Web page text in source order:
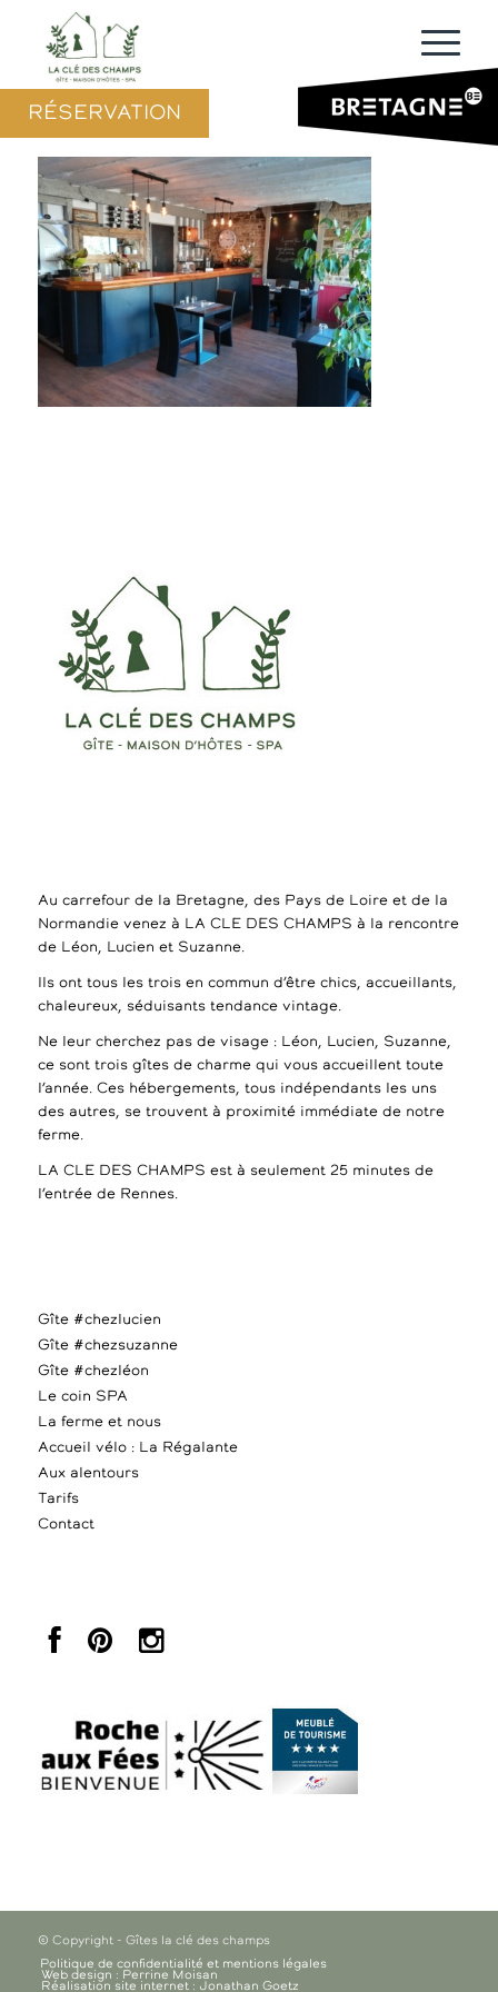
RÉSERVATION
Au carrefour de la Bretagne, des Pays de Loire et de la
Normandie venez à LA CLE DES CHAMPS à la rencontre
de Léon, Lucien et Suzanne.
Ils ont tous les trois en commun d’être chics, accueillants,
chaleureux, séduisants tendance vintage.
Ne leur cherchez pas de visage : Léon, Lucien, Suzanne,
ce sont trois gîtes de charme qui vous accueillent toute
l’année. Ces hébergements, tous indépendants les uns
des autres, se trouvent à proximité immédiate de notre
ferme.
LA CLE DES CHAMPS est à seulement 25 minutes de
l’entrée de Rennes.
Gîte #chezlucien
Gîte #chezsuzanne
Gîte #chezléon
Le coin SPA
La ferme et nous
Accueil vélo : La Régalante
Aux alentours
Tarifs
Contact
© Copyright - Gîtes la clé des champs
Politique de confidentialité et mentions légales
Web design : Perrine Moisan
Réalisation site internet : Jonathan Goetz